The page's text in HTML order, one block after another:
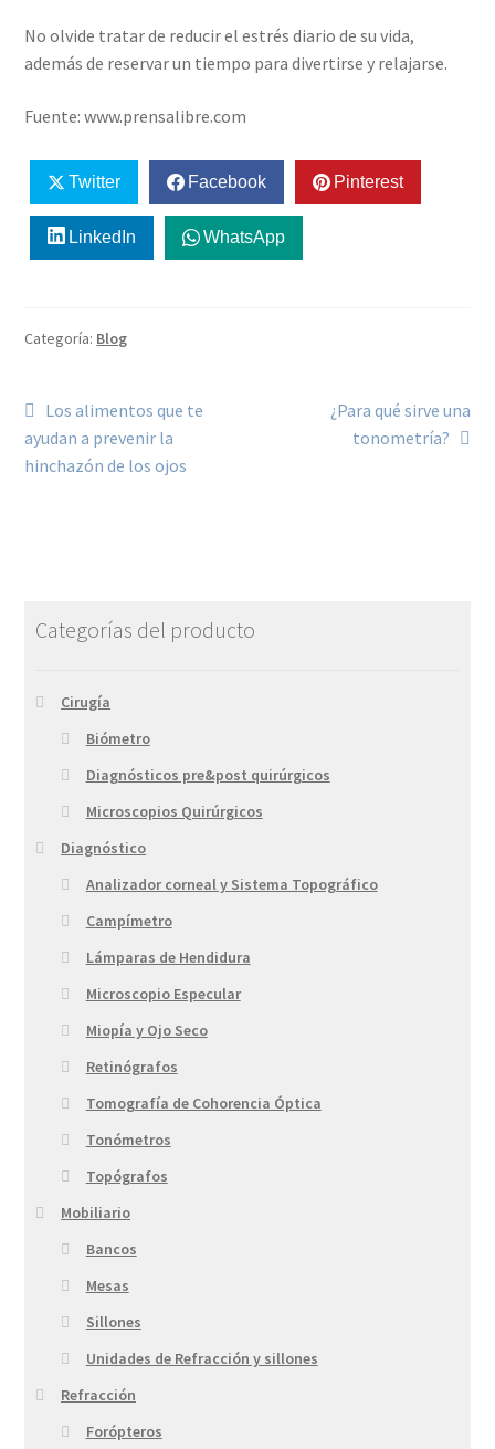
No olvide tratar de reducir el estrés diario de su vida,
además de reservar un tiempo para divertirse y relajarse.
Fuente: www.prensalibre.com
Twitter Facebook Pinterest
LinkedIn WhatsApp
Categoría: Blog
Los alimentos que te
ayudan a prevenir la
hinchazón de los ojos
¿Para qué sirve una
tonometría?
Categorías del producto
Cirugía
Biómetro
Diagnósticos pre&post quirúrgicos
Microscopios Quirúrgicos
Diagnóstico
Analizador corneal y Sistema Topográfico
Campímetro
Lámparas de Hendidura
Microscopio Especular
Miopía y Ojo Seco
Retinógrafos
Tomografía de Cohorencia Óptica
Tonómetros
Topógrafos
Mobiliario
Bancos
Mesas
Sillones
Unidades de Refracción y sillones
Refracción
Forópteros